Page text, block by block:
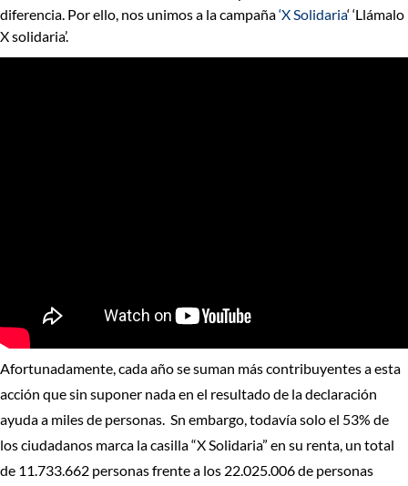
diferencia. Por ello, nos unimos a la campaña‘X Solidaria‘‘Llámalo
X solidaria’.
Afortunadamente, cada año se suman más contribuyentes a esta
acción que sin suponer nada en el resultado de la declaración
ayuda a miles de personas. Sn embargo, todavía solo el 53% de
los ciudadanos marca la casilla “X Solidaria” en su renta, un total
de 11.733.662 personas frente a los 22.025.006 de personas